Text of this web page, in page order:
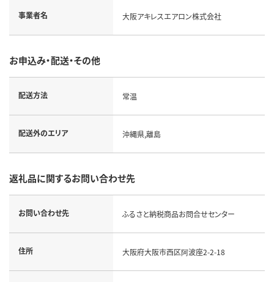
事業者名 大阪アキレスエアロン株式会社
お申込み・配送・その他
配送方法 常温
配送外のエリア 沖縄県,離島
返礼品に関するお問い合わせ先
お問い合わせ先 ふるさと納税商品お問合せセンター
住所 大阪府大阪市西区阿波座2-2-18